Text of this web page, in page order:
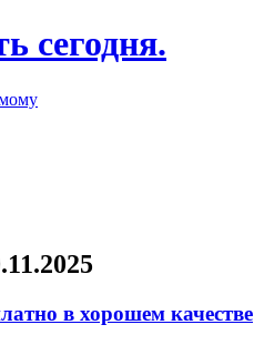
сегодня.
в хорошем качестве